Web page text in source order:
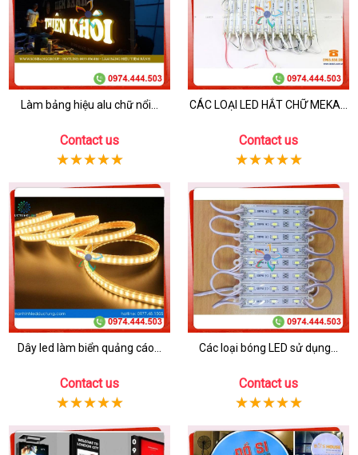
Làm bảng hiệu alu chữ nổi...
Contact us
CÁC LOẠI LED HẮT CHỮ MEKA...
Contact us
Dây led làm biển quảng cáo...
Contact us
Các loại bóng LED sử dụng...
Contact us